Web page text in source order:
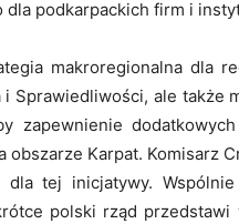
dla podkarpackich firm i
makroregionalna dla
i Sprawiedliwości, ale także
zapewnienie
obszarze Karpat. Komisarz
dla tej inicjatywy.
polski rząd